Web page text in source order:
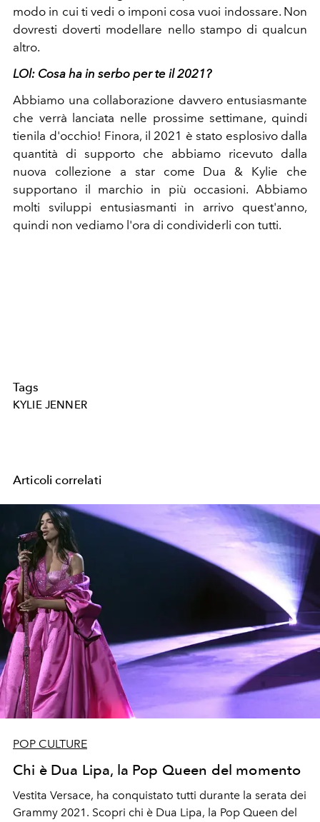
modo in cui ti vedi o imponi cosa vuoi indossare. Non
dovresti doverti modellare nello stampo di qualcun
altro.
LOl: Cosa ha in serbo per te il 2021?
Abbiamo una collaborazione davvero entusiasmante
che verrà lanciata nelle prossime settimane, quindi
tienila d'occhio! Finora, il 2021 è stato esplosivo dalla
quantità di supporto che abbiamo ricevuto dalla
nuova collezione a star come Dua & Kylie che
supportano il marchio in più occasioni. Abbiamo
molti sviluppi entusiasmanti in arrivo quest'anno,
quindi non vediamo l'ora di condividerli con tutti.
Tags
KYLIE JENNER
Articoli correlati
POP CULTURE
Chi è Dua Lipa, la Pop Queen del momento
Vestita Versace, ha conquistato tutti durante la serata dei
Grammy 2021. Scopri chi è Dua Lipa, la Pop Queen del